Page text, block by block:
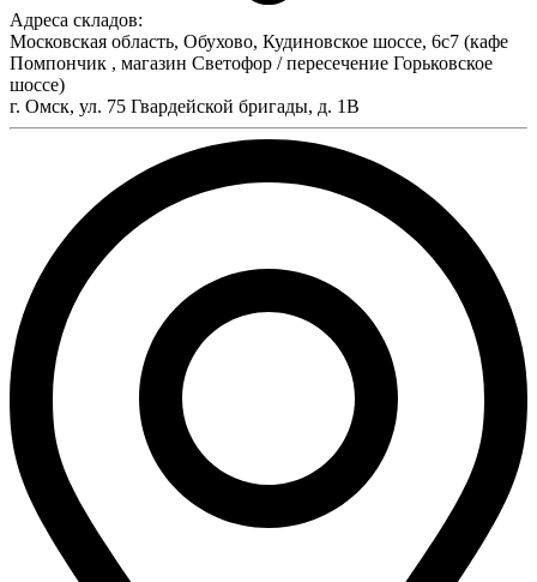
Адреса складов:
Московская область, Обухово, Кудиновское шоссе, 6с7 (кафе
Помпончик , магазин Светофор / пересечение Горьковское
шоссе)
г. Омск, ул. 75 Гвардейской бригады, д. 1В